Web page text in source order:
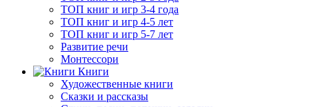
ТОП книг и игр 3-4 года
ТОП книг и игр 4-5 лет
ТОП книг и игр 5-7 лет
Развитие речи
Монтессори
Книги
Художественные книги
Сказки и рассказы